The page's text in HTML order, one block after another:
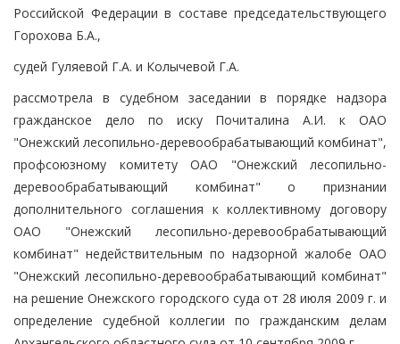
Российской Федерации в составе председательствующего
Горохова Б.А.,
судей Гуляевой Г.А. и Колычевой Г.А.
рассмотрела в судебном заседании в порядке надзора
гражданское дело по иску Почиталина А.И. к ОАО
"Онежский лесопильно-деревообрабатывающий комбинат",
профсоюзному комитету ОАО "Онежский лесопильно-
деревообрабатывающий комбинат" о признании
дополнительного соглашения к коллективному договору
ОАО "Онежский лесопильно-деревообрабатывающий
комбинат" недействительным по надзорной жалобе ОАО
"Онежский лесопильно-деревообрабатывающий комбинат"
на решение Онежского городского суда от 28 июля 2009 г. и
определение судебной коллегии по гражданским делам